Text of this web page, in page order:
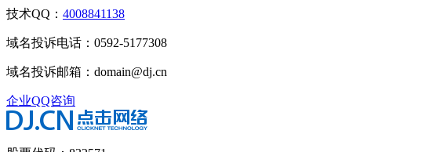
技术QQ： 4008841138
域名投诉电话：0592-5177308
域名投诉邮箱：domain@dj.cn
企业QQ咨询